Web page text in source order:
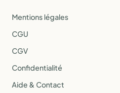
Mentions légales
CGU
CGV
Confidentialité
Aide & Contact